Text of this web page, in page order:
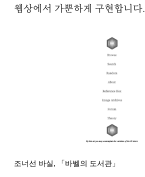
웹상에서 가뿐하게 구현합니다.
조너선 바실, 「바벨의 도서관」